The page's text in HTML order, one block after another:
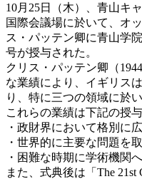
10月25日（木）、青山キ
国際会議場に於いて、オ
ス・パッテン卿に青山学
号が授与された。
クリス・パッテン卿（
な業績により、イギリス
り、特に三つの領域に於
これらの業績は下記の授
・政財界において格別に
・世界的に主要な問題を
・困難な時期に学術機関
また、式典後は「The 21st